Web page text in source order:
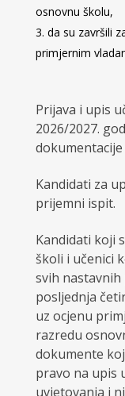
osnovnu školu,
da su završili
primjernim
Prijava i upis
2026/2027.
Kandidati za
prijemni ispit.
Kandidati koji
školi i učenici
svih
posljednja
uz ocjenu
razredu
dokumente
pravo na upis
uvjetovanja i